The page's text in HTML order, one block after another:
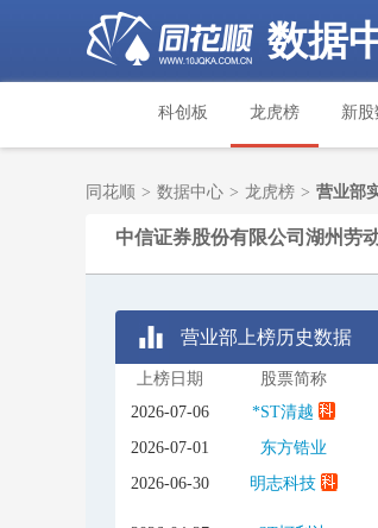
数据
科创板 龙虎榜 新
同花顺 > 数据中心 > 龙虎榜 > 营业部
中信证券股份有限公司湖州劳
营业部上榜历史数据
上榜日期 股票简称
2026-07-06
*ST清越
2026-07-01
东方锆业
2026-06-30
明志科技